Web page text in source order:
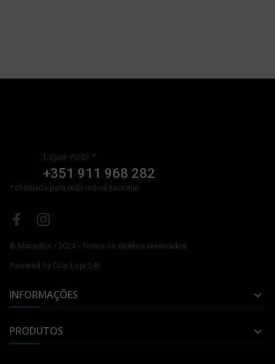
Ligue-nos! *
+351 911 968 282
* chamada para rede móvel nacional
© Macedos • 2024 • Todos os direitos reservados.
Powered by Criar Loja 24h
INFORMAÇÕES 
PRODUTOS 